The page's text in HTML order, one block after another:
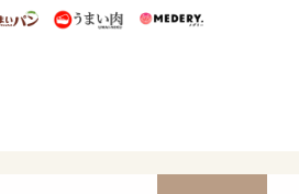
集
めし うまいパン うまい肉